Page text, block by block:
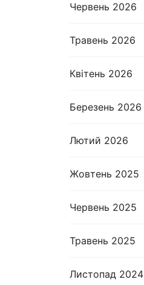
Червень 2026
Травень 2026
Квітень 2026
Березень 2026
Лютий 2026
Жовтень 2025
Червень 2025
Травень 2025
Листопад 2024